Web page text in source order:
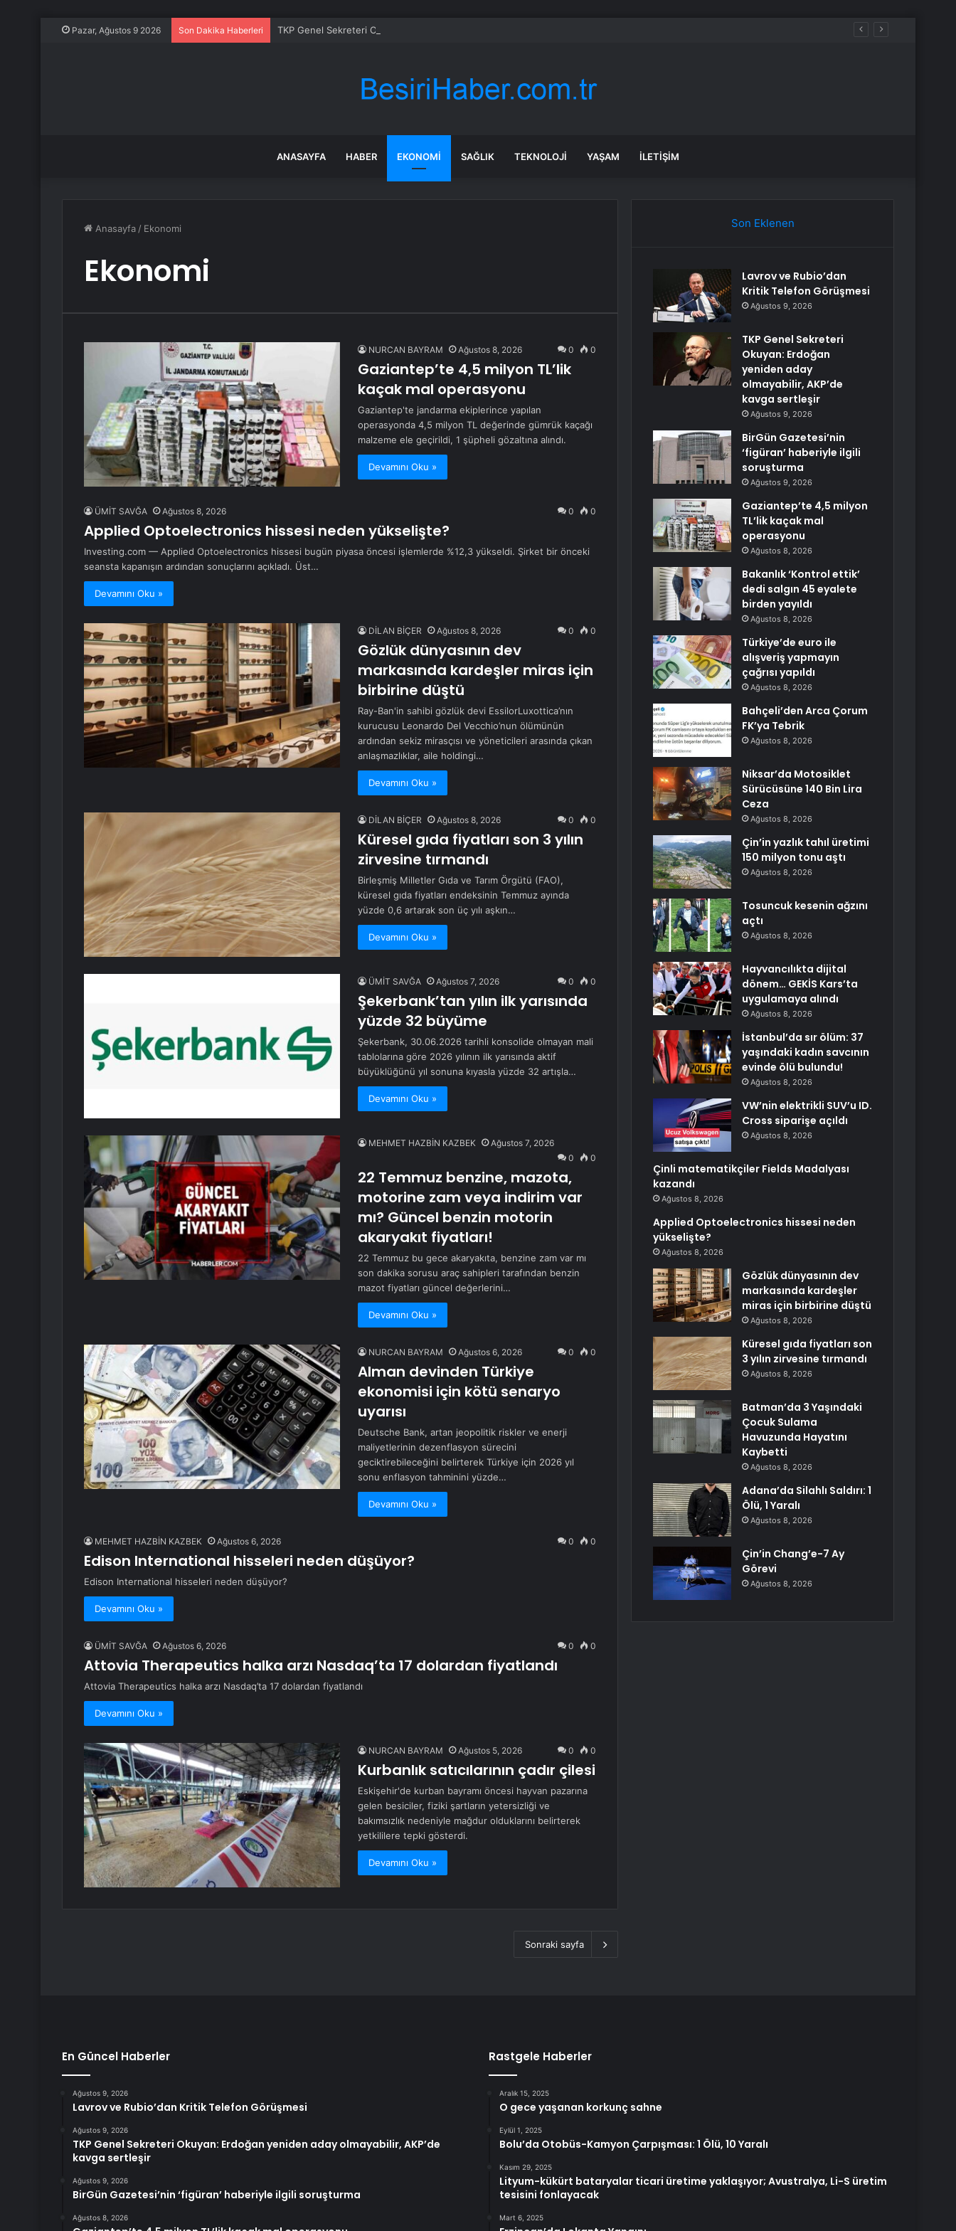
Pazar, Ağustos 9 2026 Son Dakika Haberleri TKP Genel Sekreteri Okuyan: Erdoğan yeniden aday olmayabilir, AKP’de kavga sertleşir
ANASAYFA HABER EKONOMI SAĞLIK TEKNOLOJI YAŞAM İLETIŞIM
Anasayfa / Ekonomi
Ekonomi
NURCAN BAYRAM Ağustos 8, 2026 0 0
Gaziantep’te 4,5 milyon TL’lik
kaçak mal operasyonu
Gaziantep'te jandarma ekiplerince yapılan
operasyonda 4,5 milyon TL değerinde gümrük kaçağı
malzeme ele geçirildi, 1 şüpheli gözaltına alındı.
Devamını Oku »
ÜMİT SAVĞA Ağustos 8, 2026 0 0
Applied Optoelectronics hissesi neden yükselişte?
Investing.com — Applied Optoelectronics hissesi bugün piyasa öncesi işlemlerde %12,3 yükseldi. Şirket bir önceki
seansta kapanışın ardından sonuçlarını açıkladı. Üst…
Devamını Oku »
DİLAN BİÇER Ağustos 8, 2026 0 0
Gözlük dünyasının dev
markasında kardeşler miras için
birbirine düştü
Ray-Ban'in sahibi gözlük devi EssilorLuxottica’nın
kurucusu Leonardo Del Vecchio’nun ölümünün
ardından sekiz mirasçısı ve yöneticileri arasında çıkan
anlaşmazlıklar, aile holdingi…
Devamını Oku »
DİLAN BİÇER Ağustos 8, 2026 0 0
Küresel gıda fiyatları son 3 yılın
zirvesine tırmandı
Birleşmiş Milletler Gıda ve Tarım Örgütü (FAO),
küresel gıda fiyatları endeksinin Temmuz ayında
yüzde 0,6 artarak son üç yılı aşkın…
Devamını Oku »
ÜMİT SAVĞA Ağustos 7, 2026 0 0
Şekerbank’tan yılın ilk yarısında
yüzde 32 büyüme
Şekerbank, 30.06.2026 tarihli konsolide olmayan mali
tablolarına göre 2026 yılının ilk yarısında aktif
büyüklüğünü yıl sonuna kıyasla yüzde 32 artışla…
Devamını Oku »
MEHMET HAZBİN KAZBEK
Ağustos 7, 2026
0
0
22 Temmuz benzine, mazota,
motorine zam veya indirim var
mı? Güncel benzin motorin
akaryakıt fiyatları!
22 Temmuz bu gece akaryakıta, benzine zam var mı
son dakika sorusu araç sahipleri tarafından benzin
mazot fiyatları güncel değerlerini…
Devamını Oku »
NURCAN BAYRAM Ağustos 6, 2026 0 0
Alman devinden Türkiye
ekonomisi için kötü senaryo
uyarısı
Deutsche Bank, artan jeopolitik riskler ve enerji
maliyetlerinin dezenflasyon sürecini
geciktirebileceğini belirterek Türkiye için 2026 yıl
sonu enflasyon tahminini yüzde…
Devamını Oku »
MEHMET HAZBİN KAZBEK Ağustos 6, 2026 0 0
Edison International hisseleri neden düşüyor?
Edison International hisseleri neden düşüyor?
Devamını Oku »
ÜMİT SAVĞA Ağustos 6, 2026 0 0
Attovia Therapeutics halka arzı Nasdaq’ta 17 dolardan fiyatlandı
Attovia Therapeutics halka arzı Nasdaq’ta 17 dolardan fiyatlandı
Devamını Oku »
NURCAN BAYRAM Ağustos 5, 2026 0 0
Kurbanlık satıcılarının çadır çilesi
Eskişehir'de kurban bayramı öncesi hayvan pazarına
gelen besiciler, fiziki şartların yetersizliği ve
bakımsızlık nedeniyle mağdur olduklarını belirterek
yetkililere tepki gösterdi.
Devamını Oku »
Sonraki sayfa
Son Eklenen
Lavrov ve Rubio’dan
Kritik Telefon Görüşmesi
Ağustos 9, 2026
TKP Genel Sekreteri
Okuyan: Erdoğan
yeniden aday
olmayabilir, AKP’de
kavga sertleşir
Ağustos 9, 2026
BirGün Gazetesi’nin
‘figüran’ haberiyle ilgili
soruşturma
Ağustos 9, 2026
Gaziantep’te 4,5 milyon
TL’lik kaçak mal
operasyonu
Ağustos 8, 2026
Bakanlık ‘Kontrol ettik’
dedi salgın 45 eyalete
birden yayıldı
Ağustos 8, 2026
Türkiye’de euro ile
alışveriş yapmayın
çağrısı yapıldı
Ağustos 8, 2026
Bahçeli’den Arca Çorum
FK’ya Tebrik
Ağustos 8, 2026
Niksar’da Motosiklet
Sürücüsüne 140 Bin Lira
Ceza
Ağustos 8, 2026
Çin’in yazlık tahıl üretimi
150 milyon tonu aştı
Ağustos 8, 2026
Tosuncuk kesenin ağzını
açtı
Ağustos 8, 2026
Hayvancılıkta dijital
dönem… GEKİS Kars’ta
uygulamaya alındı
Ağustos 8, 2026
İstanbul’da sır ölüm: 37
yaşındaki kadın savcının
evinde ölü bulundu!
Ağustos 8, 2026
VW’nin elektrikli SUV’u ID.
Cross siparişe açıldı
Ağustos 8, 2026
Çinli matematikçiler Fields Madalyası
kazandı
Ağustos 8, 2026
Applied Optoelectronics hissesi neden
yükselişte?
Ağustos 8, 2026
Gözlük dünyasının dev
markasında kardeşler
miras için birbirine düştü
Ağustos 8, 2026
Küresel gıda fiyatları son
3 yılın zirvesine tırmandı
Ağustos 8, 2026
Batman’da 3 Yaşındaki
Çocuk Sulama
Havuzunda Hayatını
Kaybetti
Ağustos 8, 2026
Adana’da Silahlı Saldırı: 1
Ölü, 1 Yaralı
Ağustos 8, 2026
Çin’in Chang’e-7 Ay
Görevi
Ağustos 8, 2026
En Güncel Haberler
Ağustos 9, 2026
Lavrov ve Rubio’dan Kritik Telefon Görüşmesi
Ağustos 9, 2026
TKP Genel Sekreteri Okuyan: Erdoğan yeniden aday olmayabilir, AKP’de
kavga sertleşir
Ağustos 9, 2026
BirGün Gazetesi’nin ‘figüran’ haberiyle ilgili soruşturma
Ağustos 8, 2026
Rastgele Haberler
Aralık 15, 2025
O gece yaşanan korkunç sahne
Eylül 1, 2025
Bolu’da Otobüs-Kamyon Çarpışması: 1 Ölü, 10 Yaralı
Kasım 29, 2025
Lityum-kükürt bataryalar ticari üretime yaklaşıyor; Avustralya, Li-S üretim
tesisini fonlayacak
Mart 6, 2025